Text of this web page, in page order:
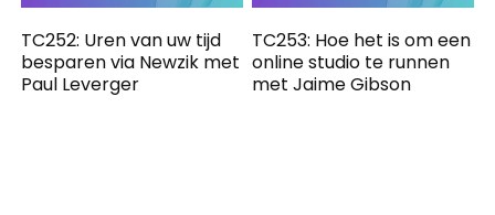
TC252: Uren van uw tijd
besparen via Newzik met
Paul Leverger
TC253: Hoe het is om een
​​online studio te runnen
met Jaime Gibson